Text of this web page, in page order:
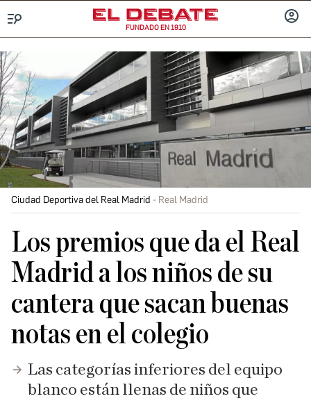
FUNDADO EN 1910
Ciudad Deportiva del Real Madrid Real Madrid
Los premios que da el Real
Madrid a los niños de su
cantera que sacan buenas
notas en el colegio
Las categorías inferiores del equipo
blanco están llenas de niños que